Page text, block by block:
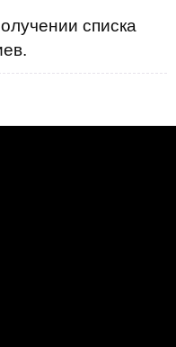
списка